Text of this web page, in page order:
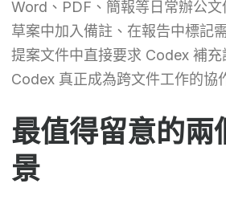
Word、PDF、簡報等日常辦公
草案中加入備註、在報告中標記
提案文件中直接要求 Codex 補
Codex 真正成為跨文件工作的協
最值得留意的兩
景